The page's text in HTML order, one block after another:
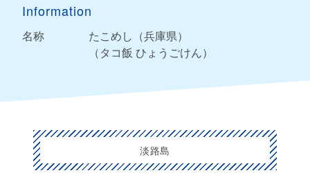
Information
名称
たこめし（兵庫県）
（タコ飯 ひょうごけん）
淡路島